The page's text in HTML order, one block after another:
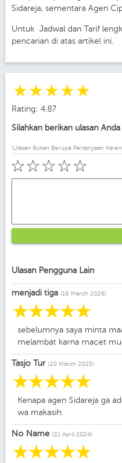
Sidareja, sementara Agen
Untuk Jadwal dan Tarif
pencarian di atas artikel ini.
☆
☆
☆
☆
☆
Rating: 4.87
Silahkan berikan ulasan
(Ulasan Bukan Berupa Pertanyaan
☆
☆
☆
☆
☆
Ulasan Pengguna Lain
menjadi tiga (19 March 2026)
☆
☆
☆
☆
☆
sebelumnya saya minta
melambat karna macet
Tasjo Tur (20 March 2025)
☆
☆
☆
☆
☆
Kenapa agen Sidareja ga
wa makasih
No Name (21 April 2024)
☆
☆
☆
☆
☆